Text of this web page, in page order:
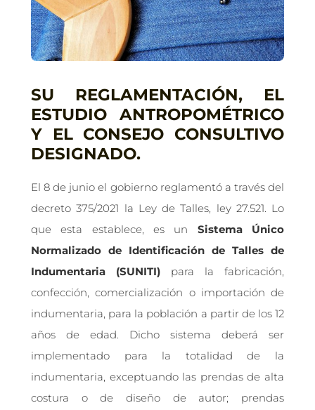
SU REGLAMENTACIÓN, EL
ESTUDIO ANTROPOMÉTRICO
Y EL CONSEJO CONSULTIVO
DESIGNADO.
El 8 de junio el gobierno reglamentó a través del
decreto 375/2021 la Ley de Talles, ley 27.521. Lo
que esta establece, es un Sistema Único
Normalizado de Identificación de Talles de
Indumentaria (SUNITI) para la fabricación,
confección, comercialización o importación de
indumentaria, para la población a partir de los 12
años de edad. Dicho sistema deberá ser
implementado para la totalidad de la
indumentaria, exceptuando las prendas de alta
costura o de diseño de autor; prendas